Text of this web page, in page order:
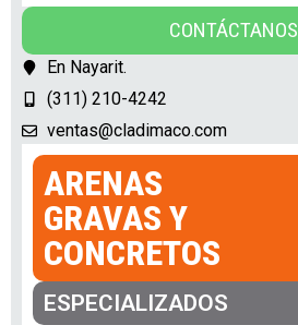
CONTÁCTANOS
En Nayarit.
(311) 210-4242
ventas@cladimaco.com
ARENAS
GRAVAS Y
CONCRETOS
ESPECIALIZADOS